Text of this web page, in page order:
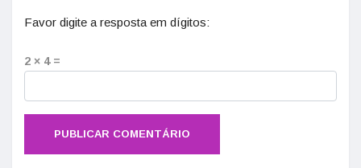
Favor digite a resposta em dígitos:
2 × 4 =